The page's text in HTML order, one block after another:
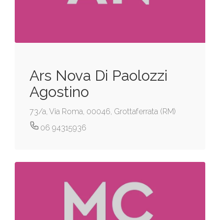
Ars Nova Di Paolozzi
Agostino
73/a, Via Roma, 00046, Grottaferrata (RM)
06 94315936